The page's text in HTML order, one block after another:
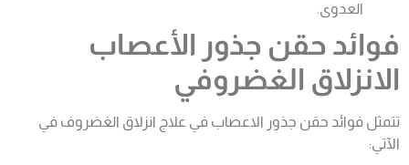
العدوى.
فوائد حقن جذور الأعصاب
الانزلاق الغضروفي
تتمثل فوائد حقن جذور الاعصاب في علاج انزلاق الغضروف في
الآتي: